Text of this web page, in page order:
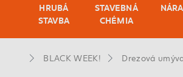
HRUBÁ
STAVBA
STAVEBNÁ
CHÉMIA
BLACK WEEK! Drezová